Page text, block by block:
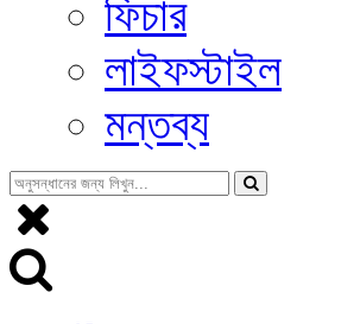
ফিচার
লাইফস্টাইল
মন্তব্য